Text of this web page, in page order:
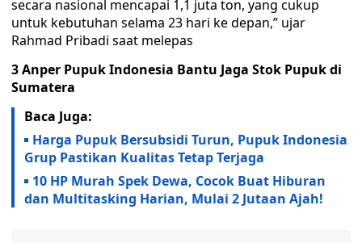
secara nasional mencapai 1,1 juta ton, yang cukup
untuk kebutuhan selama 23 hari ke depan,” ujar
Rahmad Pribadi saat melepas
3 Anper Pupuk Indonesia Bantu Jaga Stok Pupuk di
Sumatera
Baca Juga:
Harga Pupuk Bersubsidi Turun, Pupuk Indonesia
Grup Pastikan Kualitas Tetap Terjaga
10 HP Murah Spek Dewa, Cocok Buat Hiburan
dan Multitasking Harian, Mulai 2 Jutaan Ajah!